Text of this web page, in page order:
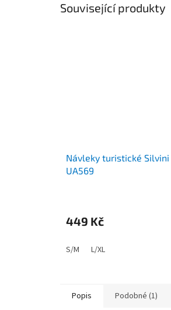
Související produkty
Návleky turistické Silvini
UA569
449 Kč
S/M L/XL
Popis Podobné (1)